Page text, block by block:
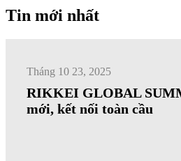
Tin mới nhất
Tháng 10 23, 2025
RIKKEI GLOBAL
mới, kết nối toàn cầu